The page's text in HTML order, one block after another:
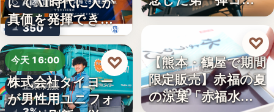
AI教育
350
真価を発揮できる
理由…
今天 16:00
企業制服
株式会社タイヨー
が男性用ユニフォ
♡
今天 03:00
和菓子情報
1,200
【熊本・鶴屋で期間
限定販売】赤福の夏
の涼菓「赤福水よ
♡